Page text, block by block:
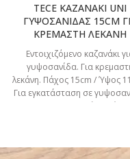
TECE ΚΑΖΑΝΑΚΙ UNI
ΓΥΨΟΣΑΝΙΔΑΣ 15CM
ΚΡΕΜΑΣΤΗ ΛΕΚΑΝΗ
Εντοιχιζόμενο καζανάκι
γυψοσανίδα. Για
λεκάνη. Πάχος 15cm / Ύψος
Για εγκατάσταση σε
Xαρακτηριστικά: Πλαίσιο